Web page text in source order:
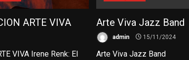
ARTE VIVA
VIVA Irene Renk: El
Arte Viva Jazz Band
admin 15/11/2024
Arte Viva Jazz Band